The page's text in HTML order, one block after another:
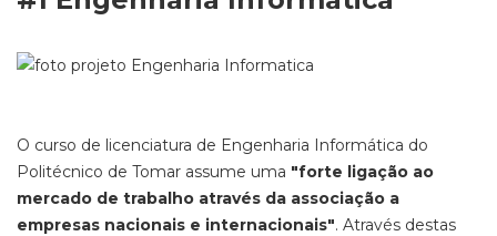
O curso de licenciatura de Engenharia Informática do
Politécnico de Tomar assume uma "forte ligação ao
mercado de trabalho através da associação a
empresas nacionais e internacionais". Através destas